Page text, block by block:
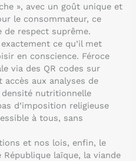
», avec un goût unique et
le consommateur, ce
de respect suprême.
ce qu’il met
en conscience. Féroce
via des QR codes sur
aux analyses de
nutritionnelle
d’imposition religieuse
à tous, sans
et nos lois, enfin, le
laïque, la viande